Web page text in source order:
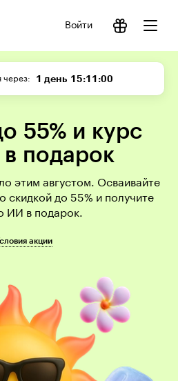
Войти
через 1 день 15:10:59
55% и курс
подарок
этим августом. Осваивайте
скидкой до 55% и получите
ИИ в подарок.
акции